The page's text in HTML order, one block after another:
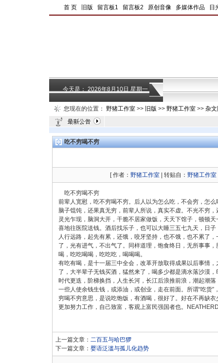
首 页 旧版 留言板1 留言板2 原创音像 多媒体作品 日
今天是： 2026年8月10日 星期一
您现在的位置： 野猪工作室 >> 旧版 >> 野猪工作室 >> 杂
吃不穷喝不穷
[ 作者： 野猪工作室 | 转贴自： 野猪工作室
吃不穷喝不穷
前辈人宽慰，吃不穷喝不穷。后人以为怎么吃，不会穷，怎
脑子馄饨，还果真无穷，前辈人所说，真实不虚。不光不穷
灵光乍现，脑洞大开，干脆不居家做饭，天天下馆子，顿顿
喜地往医院送钱。酒后找乐子，也可以大睡三五七九天，日
人行远路，起先有累，还饿，咬牙坚持，也不饿，也不累了
了，光有进气，不出气了。同样道理，饱食终日，无所事事
喝，吃吃喝喝，吃吃吃，喝喝喝。
有吃有喝，是十一届三中全会，改革开放取得成果以后事情
了，大半辈子无钱买酒，猛然来了，喝多少都是滴水落沙漠
时代更迭，阶梯换挡，人生长河，长江后浪推前浪，潮起潮
一些人使余钱生钱，或添油，或创业，走在前面。所谓“吃货
穷喝不穷意思，是说吃饱饭，有酒喝，很好了。好在不再缺
更加努力工作，自己致富，客观上富民强国者也。
上一篇文章： 二百五与哈巴猡
下一篇文章： 婴语泛滥与孤儿化趋势